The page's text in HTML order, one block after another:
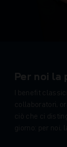
Per noi la
I benefit
collaboratori,
ciò che ci
giorno: per noi,